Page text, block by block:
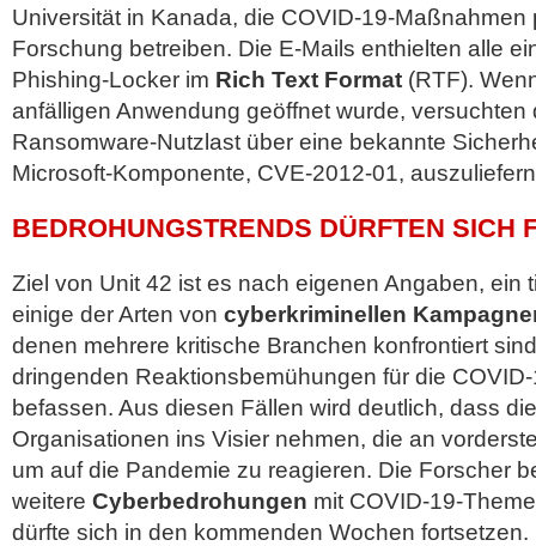
Universität in Kanada, die COVID-19-Maßnahmen
Forschung betreiben. Die E-Mails enthielten alle
Phishing-Locker im Rich Text Format (RTF).
anfälligen Anwendung geöffnet wurde, versuchten
Ransomware-Nutzlast über eine bekannte
Microsoft-Komponente, CVE-2012-01,
BEDROHUNGSTRENDS DÜRFTEN SICH
Ziel von Unit 42 ist es nach eigenen Angaben, ein
einige der Arten von cyberkriminellen
denen mehrere kritische Branchen konfrontiert
dringenden Reaktionsbemühungen für die
befassen. Aus diesen Fällen wird deutlich, dass
Organisationen ins Visier nehmen, die an
um auf die Pandemie zu reagieren. Die Forscher
weitere Cyberbedrohungen mit COVID-19-
dürfte sich in den kommenden Wochen fortsetzen.